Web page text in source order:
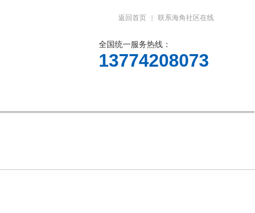
返回首页 联系海角社区在线
全国统一服务热线：
13774208073